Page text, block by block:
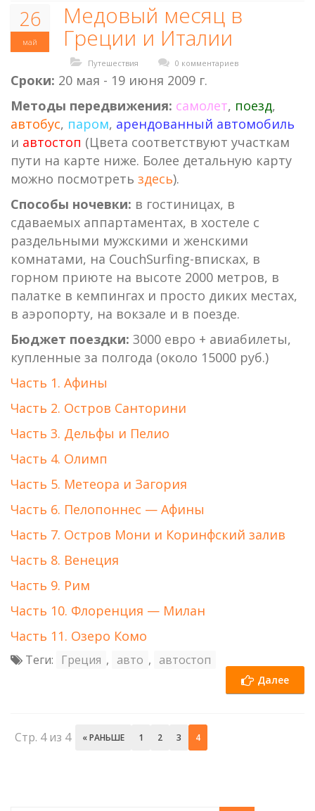
26
май
Медовый месяц в
Греции и Италии
Путешествия 0 комментариев
Сроки: 20 мая - 19 июня 2009 г.
Методы передвижения: самолет, поезд,
автобус, паром, арендованный автомобиль
и автостоп (Цвета соответствуют участкам
пути на карте ниже. Более детальную карту
можно посмотреть здесь).
Cпособы ночевки: в гостиницах, в
сдаваемых аппартаментах, в хостеле с
раздельными мужскими и женскими
комнатами, на CouchSurfing-вписках, в
горном приюте на высоте 2000 метров, в
палатке в кемпингах и просто диких местах,
в аэропорту, на вокзале и в поезде.
Бюджет поездки: 3000 евро + авиабилеты,
купленные за полгода (около 15000 руб.)
Часть 1. Афины
Часть 2. Остров Санторини
Часть 3. Дельфы и Пелио
Часть 4. Олимп
Часть 5. Метеора и Загория
Часть 6. Пелопоннес — Афины
Часть 7. Остров Мони и Коринфский залив
Часть 8. Венеция
Часть 9. Рим
Часть 10. Флоренция — Милан
Часть 11. Озеро Комо
Теги: Греция , авто , автостоп
Далее
Стр. 4 из 4 « РАНЬШЕ 1 2 3 4